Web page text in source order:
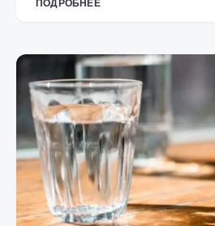
ПОДРОБНЕЕ